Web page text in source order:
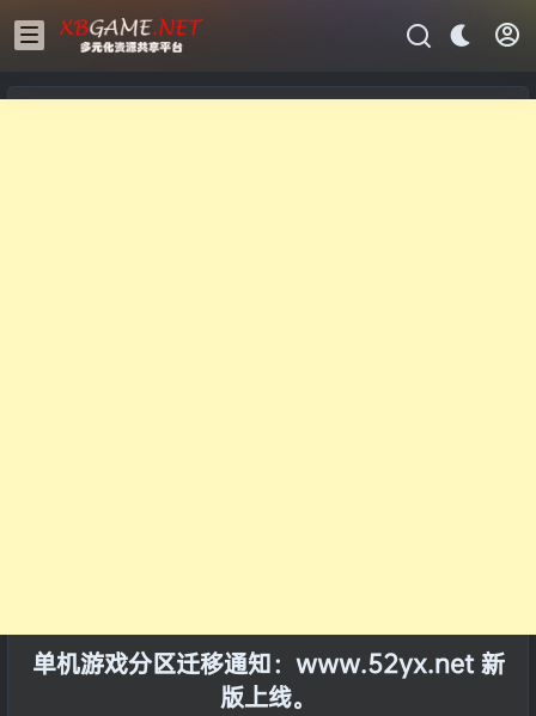
单机游戏分区迁移通知：www.52yx.net 新
版上线。